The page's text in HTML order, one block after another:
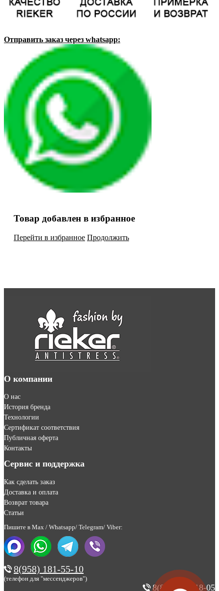
Отправить заказ через whatsapp:
Товар добавлен в избранное
Перейти в избранное Продолжить
О компании
О нас
История бренда
Технологии
Сертификат соответствия
Публичная оферта
Контакты
Сервис и поддержка
Как сделать заказ
Доставка и оплата
Возврат товара
Статьи
Пишите в Max / Whatsapp/ Telegram/ Viber:
8(958) 181-55-10
(телефон для "мессенджеров")
8(800) 200-18-05